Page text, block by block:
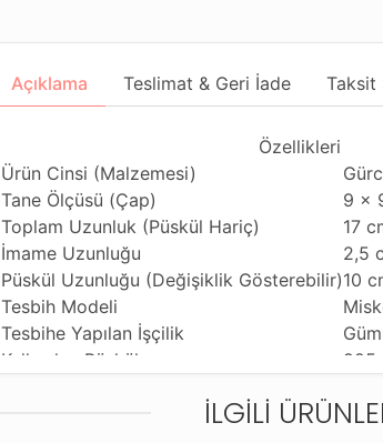
Açıklama Teslimat & Geri İade Taksit
Özellikleri
Ürün Cinsi (Malzemesi)
Tane Ölçüsü (Çap)
9 x
Toplam Uzunluk (Püskül Hariç)
17
İmame Uzunluğu
2,5
Püskül Uzunluğu (Değişiklik Gösterebilir)10
Tesbih Modeli
Tesbihe Yapılan İşçilik
Kullanılan Püskül
925
İLGILI